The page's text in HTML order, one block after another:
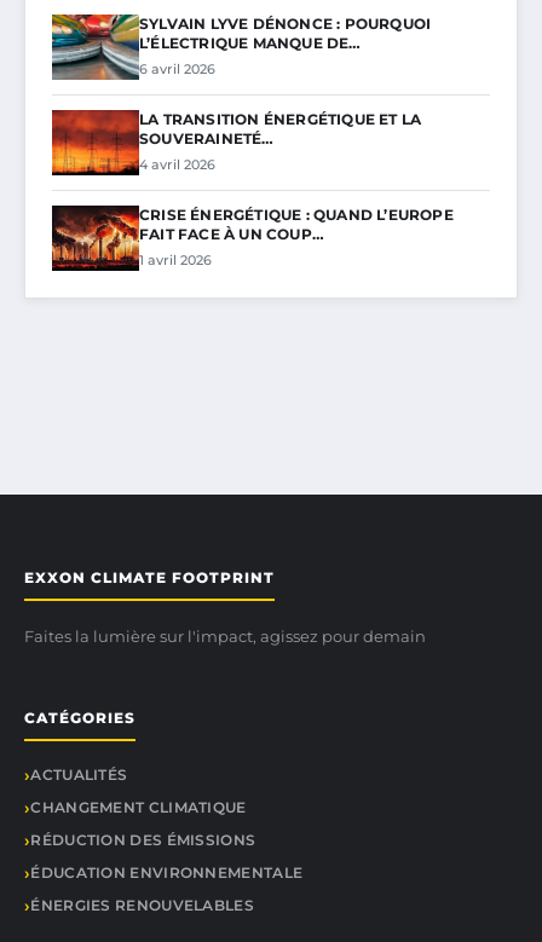
SYLVAIN LYVE DÉNONCE : POURQUOI
L’ÉLECTRIQUE MANQUE DE…
6 avril 2026
LA TRANSITION ÉNERGÉTIQUE ET LA
SOUVERAINETÉ…
4 avril 2026
CRISE ÉNERGÉTIQUE : QUAND L’EUROPE
FAIT FACE À UN COUP…
1 avril 2026
EXXON CLIMATE FOOTPRINT
Faites la lumière sur l'impact, agissez pour demain
CATÉGORIES
ACTUALITÉS
CHANGEMENT CLIMATIQUE
RÉDUCTION DES ÉMISSIONS
ÉDUCATION ENVIRONNEMENTALE
ÉNERGIES RENOUVELABLES